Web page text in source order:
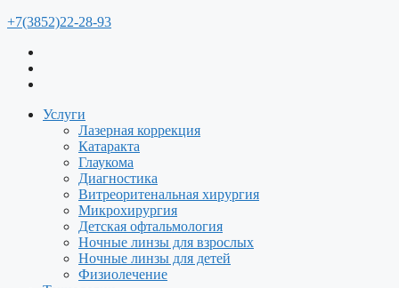
+7(3852)22-28-93
Услуги
Лазерная коррекция
Катаракта
Глаукома
Диагностика
Витреоритенальная хирургия
Микрохирургия
Детская офтальмология
Ночные линзы для взрослых
Ночные линзы для детей
Физиолечение